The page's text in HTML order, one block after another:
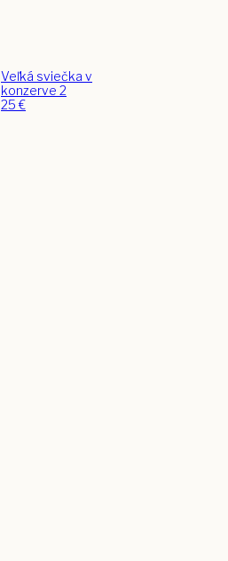
Veľká sviečka v
konzerve 2
25€